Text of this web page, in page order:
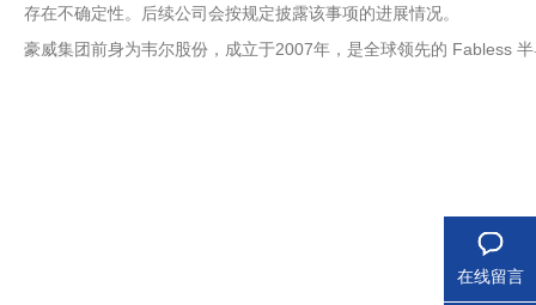
存在不确定性。后续公司会按规定披露该事项的进展情况。
豪威集团前身为韦尔股份，成立于2007年，是全球领先的 Fabless
在线留言